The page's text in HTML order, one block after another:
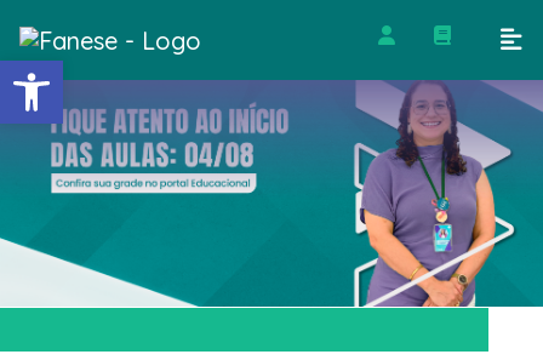
Barra de Ferramentas